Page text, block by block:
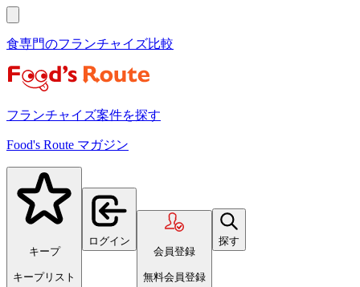
食専門のフランチャイズ比較
フランチャイズ案件を探す
Food's Route マガジン
キープ
キープリスト
ログイン
会員登録
無料会員登録
探す